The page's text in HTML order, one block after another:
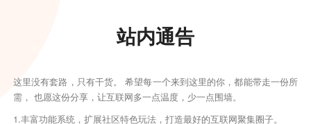
站内通告
这里没有套路，只有干货。 希望每一个来到这里的你，都能带走一份所
需， 也愿这份分享，让互联网多一点温度，少一点围墙。
1.丰富功能系统，扩展社区特色玩法，打造最好的互联网聚集圈子。